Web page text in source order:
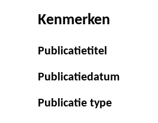
Kenmerken
Publicatietitel
Publicatiedatum
Publicatie type